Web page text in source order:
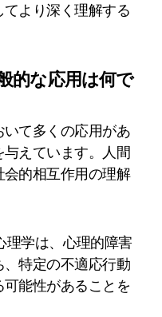
より深く理解する
的な応用は何で
て多くの応用があ
与えています。人間
的相互作用の理解
理学は、心理的障害
特定の不適応行動
能性があることを